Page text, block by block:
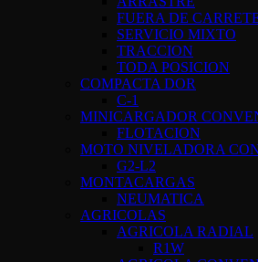
FUERA DE
SERVICIO MIXTO
TRACCION
TODA POSICION
COMPACTA DOR
C-1
MINICARGADOR
FLOTACION
MOTO NIVELADORA
G2-L2
MONTACARGAS
NEUMATICA
AGRICOLAS
AGRICOLA RADIAL
R1W